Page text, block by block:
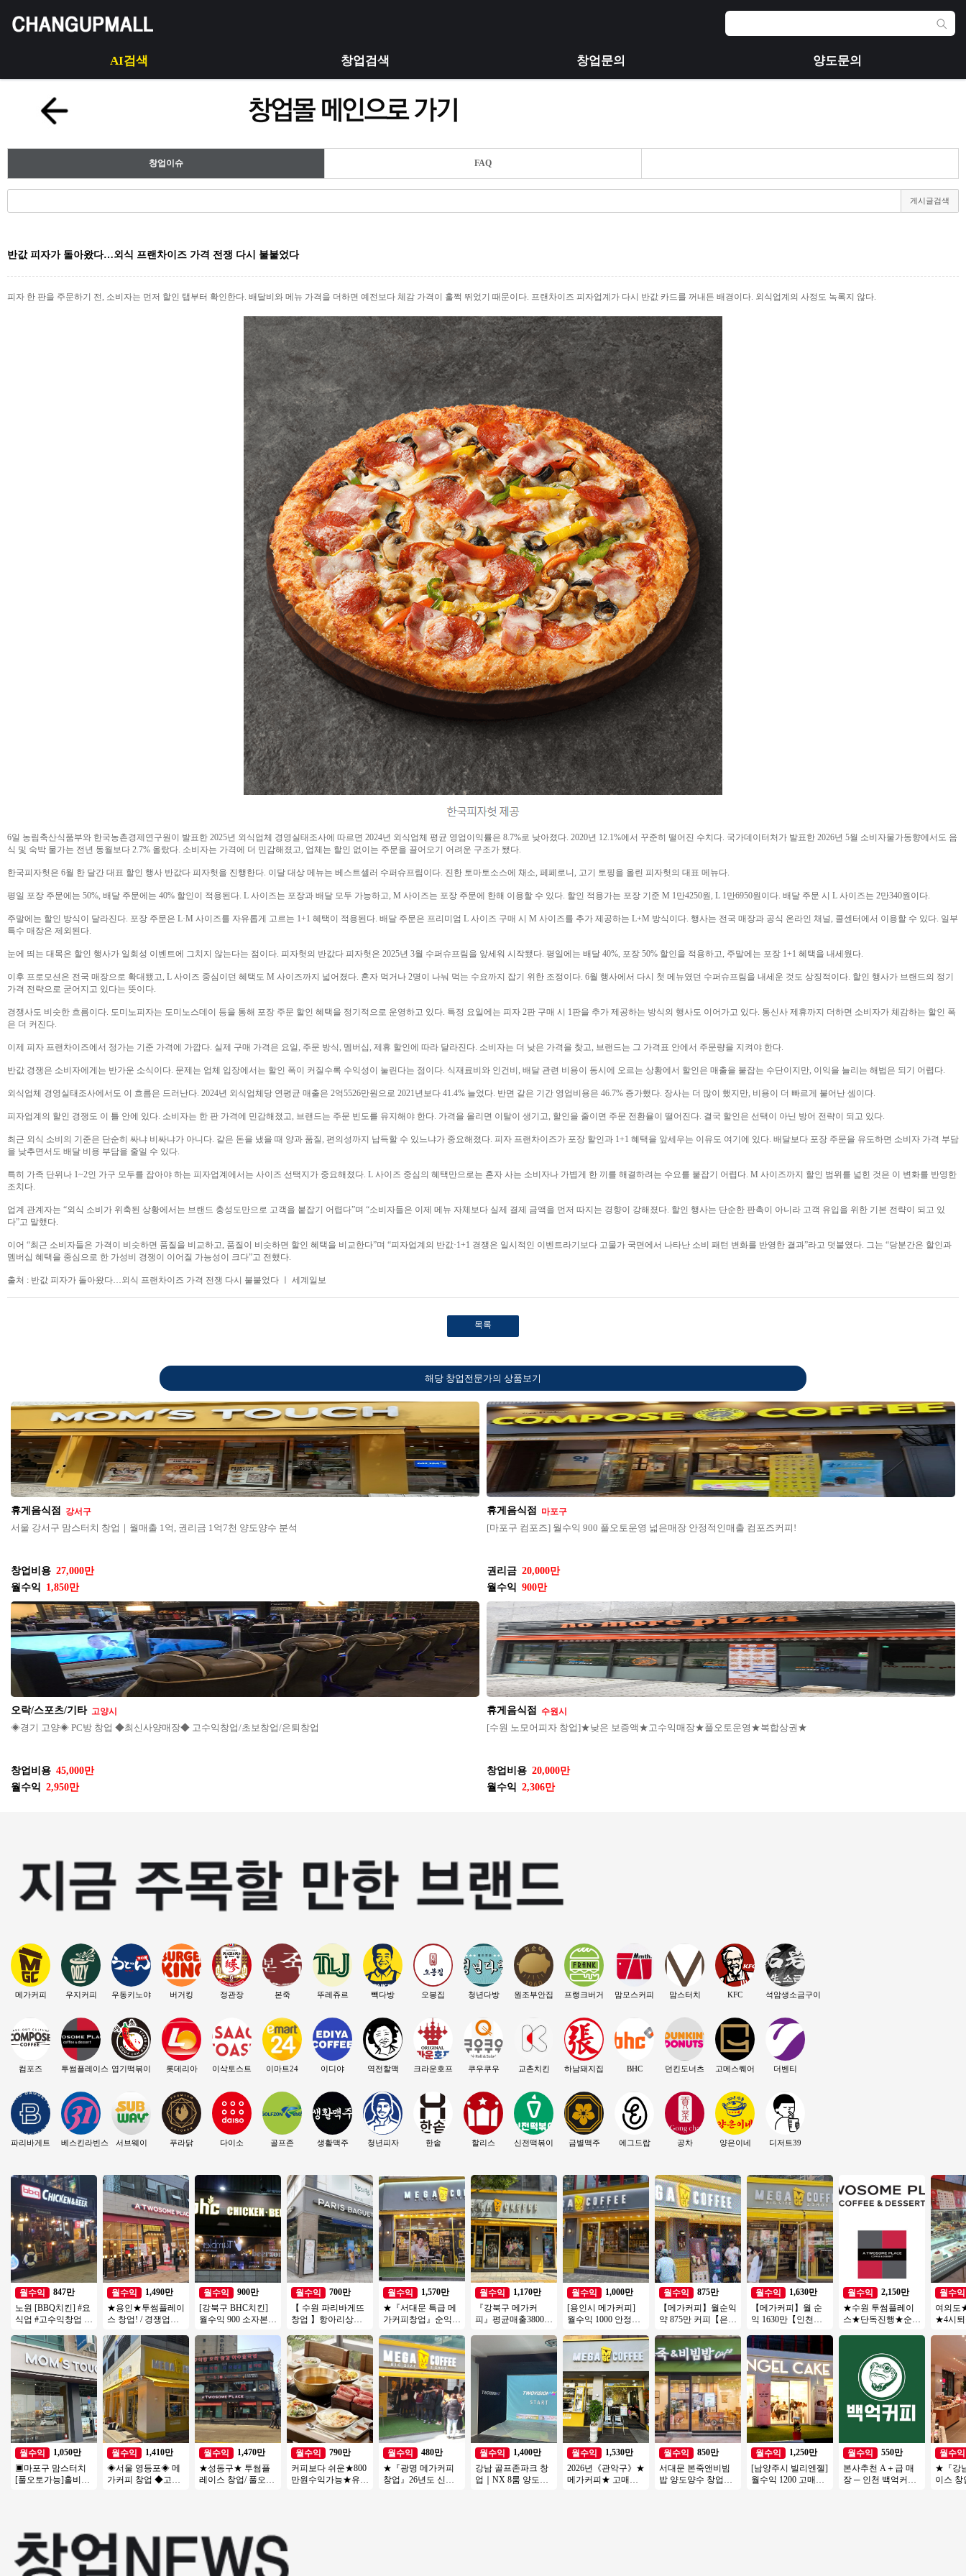
AI검색 창업검색 창업문의 양도문의
창업이슈 FAQ
게시글검색
반값 피자가 돌아왔다…외식 프랜차이즈 가격 전쟁 다시 불붙었다
피자 한 판을 주문하기 전, 소비자는 먼저 할인 탭부터 확인한다. 배달비와 메뉴 가격을 더하면 예전보다 체감 가격이 훌쩍 뛰었기 때문이다. 프랜차이즈 피자업계가 다시 반값 카드를 꺼내든 배경이다. 외식업계의 사정도 녹록지 않다.
6일 농림축산식품부와 한국농촌경제연구원이 발표한 2025년 외식업체 경영실태조사에 따르면 2024년 외식업체 평균 영업이익률은 8.7%로 낮아졌다. 2020년 12.1%에서 꾸준히 떨어진 수치다. 국가데이터처가 발표한 2026년 5월 소비자물가동향에서도 음
식 및 숙박 물가는 전년 동월보다 2.7% 올랐다. 소비자는 가격에 더 민감해졌고, 업체는 할인 없이는 주문을 끌어오기 어려운 구조가 됐다.
한국피자헛은 6월 한 달간 대표 할인 행사 반값다 피자헛을 진행한다. 이달 대상 메뉴는 베스트셀러 수퍼슈프림이다. 진한 토마토소스에 채소, 페페로니, 고기 토핑을 올린 피자헛의 대표 메뉴다.
평일 포장 주문에는 50%, 배달 주문에는 40% 할인이 적용된다. L 사이즈는 포장과 배달 모두 가능하고, M 사이즈는 포장 주문에 한해 이용할 수 있다. 할인 적용가는 포장 기준 M 1만4250원, L 1만6950원이다. 배달 주문 시 L 사이즈는 2만340원이다.
주말에는 할인 방식이 달라진다. 포장 주문은 L·M 사이즈를 자유롭게 고르는 1+1 혜택이 적용된다. 배달 주문은 프리미엄 L 사이즈 구매 시 M 사이즈를 추가 제공하는 L+M 방식이다. 행사는 전국 매장과 공식 온라인 채널, 콜센터에서 이용할 수 있다. 일부
특수 매장은 제외된다.
눈에 띄는 대목은 할인 행사가 일회성 이벤트에 그치지 않는다는 점이다. 피자헛의 반값다 피자헛은 2025년 3월 수퍼슈프림을 앞세워 시작됐다. 평일에는 배달 40%, 포장 50% 할인을 적용하고, 주말에는 포장 1+1 혜택을 내세웠다.
이후 프로모션은 전국 매장으로 확대됐고, L 사이즈 중심이던 혜택도 M 사이즈까지 넓어졌다. 혼자 먹거나 2명이 나눠 먹는 수요까지 잡기 위한 조정이다. 6월 행사에서 다시 첫 메뉴였던 수퍼슈프림을 내세운 것도 상징적이다. 할인 행사가 브랜드의 정기
가격 전략으로 굳어지고 있다는 뜻이다.
경쟁사도 비슷한 흐름이다. 도미노피자는 도미노스데이 등을 통해 포장 주문 할인 혜택을 정기적으로 운영하고 있다. 특정 요일에는 피자 2판 구매 시 1판을 추가 제공하는 방식의 행사도 이어가고 있다. 통신사 제휴까지 더하면 소비자가 체감하는 할인 폭
은 더 커진다.
이제 피자 프랜차이즈에서 정가는 기준 가격에 가깝다. 실제 구매 가격은 요일, 주문 방식, 멤버십, 제휴 할인에 따라 달라진다. 소비자는 더 낮은 가격을 찾고, 브랜드는 그 가격표 안에서 주문량을 지켜야 한다.
반값 경쟁은 소비자에게는 반가운 소식이다. 문제는 업체 입장에서는 할인 폭이 커질수록 수익성이 눌린다는 점이다. 식재료비와 인건비, 배달 관련 비용이 동시에 오르는 상황에서 할인은 매출을 붙잡는 수단이지만, 이익을 늘리는 해법은 되기 어렵다.
외식업체 경영실태조사에서도 이 흐름은 드러난다. 2024년 외식업체당 연평균 매출은 2억5526만원으로 2021년보다 41.4% 늘었다. 반면 같은 기간 영업비용은 46.7% 증가했다. 장사는 더 많이 했지만, 비용이 더 빠르게 불어난 셈이다.
피자업계의 할인 경쟁도 이 틀 안에 있다. 소비자는 한 판 가격에 민감해졌고, 브랜드는 주문 빈도를 유지해야 한다. 가격을 올리면 이탈이 생기고, 할인을 줄이면 주문 전환율이 떨어진다. 결국 할인은 선택이 아닌 방어 전략이 되고 있다.
최근 외식 소비의 기준은 단순히 싸냐 비싸냐가 아니다. 같은 돈을 냈을 때 양과 품질, 편의성까지 납득할 수 있느냐가 중요해졌다. 피자 프랜차이즈가 포장 할인과 1+1 혜택을 앞세우는 이유도 여기에 있다. 배달보다 포장 주문을 유도하면 소비자 가격 부담
을 낮추면서도 배달 비용 부담을 줄일 수 있다.
특히 가족 단위나 1~2인 가구 모두를 잡아야 하는 피자업계에서는 사이즈 선택지가 중요해졌다. L 사이즈 중심의 혜택만으로는 혼자 사는 소비자나 가볍게 한 끼를 해결하려는 수요를 붙잡기 어렵다. M 사이즈까지 할인 범위를 넓힌 것은 이 변화를 반영한
조치다.
업계 관계자는 “외식 소비가 위축된 상황에서는 브랜드 충성도만으로 고객을 붙잡기 어렵다”며 “소비자들은 이제 메뉴 자체보다 실제 결제 금액을 먼저 따지는 경향이 강해졌다. 할인 행사는 단순한 판촉이 아니라 고객 유입을 위한 기본 전략이 되고 있
다”고 말했다.
이어 “최근 소비자들은 가격이 비슷하면 품질을 비교하고, 품질이 비슷하면 할인 혜택을 비교한다”며 “피자업계의 반값·1+1 경쟁은 일시적인 이벤트라기보다 고물가 국면에서 나타난 소비 패턴 변화를 반영한 결과”라고 덧붙였다. 그는 “당분간은 할인과
멤버십 혜택을 중심으로 한 가성비 경쟁이 이어질 가능성이 크다”고 전했다.
출처 : 반값 피자가 돌아왔다…외식 프랜차이즈 가격 전쟁 다시 불붙었다 ㅣ 세계일보
목록
해당 창업전문가의 상품보기
휴게음식점 강서구
서울 강서구 맘스터치 창업｜월매출 1억, 권리금 1억7천 양도양수 분석
창업비용 27,000만
월수익
1,850만
휴게음식점 마포구
[마포구 컴포즈] 월수익 900 풀오토운영 넓은매장 안정적인매출 컴포즈커피!
권리금 20,000만
월수익 900만
오락/스포츠/기타 고양시
◈경기 고양◈ PC방 창업 ◆최신사양매장◆ 고수익창업/초보창업/은퇴창업
창업비용 45,000만
월수익 2,950만
휴게음식점 수원시
[수원 노모어피자 창업]★낮은 보증액★고수익매장★풀오토운영★복합상권★
창업비용 20,000만
월수익 2,306만
메가커피
컴포즈
파리바게트
우지커피
투썸플레이스
베스킨라빈스
우동키노야
엽기떡볶이
서브웨이
버거킹
롯데리아
푸라닭
정관장
이삭토스트
다이소
본죽
이마트24
골프존
뚜레쥬르
이디야
생활맥주
빽다방
역전할맥
청년피자
오봉집
크라운호프
한솥
청년다방
쿠우쿠우
할리스
원조부안집
교촌치킨
신전떡볶이
프랭크버거
하남돼지집
금별맥주
맘모스커피
BHC
에그드랍
맘스터치
던킨도너츠
공차
KFC
고메스퀘어
양은이네
석암생소금구이
더벤티
디저트39
월수익
847만
노원 [BBQ치킨] #요
식업 #고수익창업 #
업 #치킨창업
월수익
1,050만
▣마포구 맘스터치
[풀오토가능]홀비중
월수익
1,490만
★용인★투썸플레이
스 창업! / 경쟁업체
료! / 오토 운영
월수익
1,410만
◈서울 영등포◈ 메
가커피 창업 ◆고수
월수익
900만
[강북구 BHC치킨]
월수익 900 소자본/
말좋은 BHC매장!
월수익
1,470만
★성동구★ 투썸플
레이스 창업/ 풀오토
월수익
700만
【 수원 파리바게뜨
창업 】항아리상권
풀리뉴얼완료』
월수익
790만
커피보다 쉬운★800
만원수익가능★유명
월수익
1,570만
★『서대문 특급 메
가커피창업』순익
천 시니어창업 은퇴
창업★
월수익
480만
★『광명 메가커피
창업』26년도 신규
월수익
1,170만
『강북구 메가커
피』평균매출3800만
익/초보/여성창업★
월수익
1,400만
강남 골프존파크 창
업｜NX 8룸 양도양
월수익
1,000만
[용인시 메가커피]
월수익 1000 안정적
고매출 메가커피!
월수익
1,530만
2026년《관악구》★
메가커피★ 고매출 /
월수익
875만
【메가커피】월순익
약 875만 커피【은평
피스, 복합상권
월수익
850만
서대문 본죽앤비빔
밥 양도양수 창업비
월수익
1,630만
【메가커피】월 순
익 1630만【인천】
는 커피창업 추천
월수익
1,250만
[남양주시 빌리엔젤]
월수익 1200 고매출/
월수익
2,150만
★수원 투썸플레이
스★단독진행★순익
월수익
550만
본사추천 A＋급 매
장 ─ 인천 백억커피
월수익
여의도
★4시
다 근
월수익
★『강
이스 창